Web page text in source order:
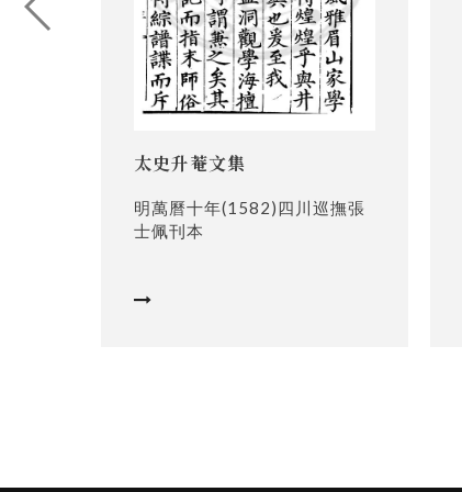
太史升菴文集
明萬曆十年(1582)四川巡撫張
士佩刊本
